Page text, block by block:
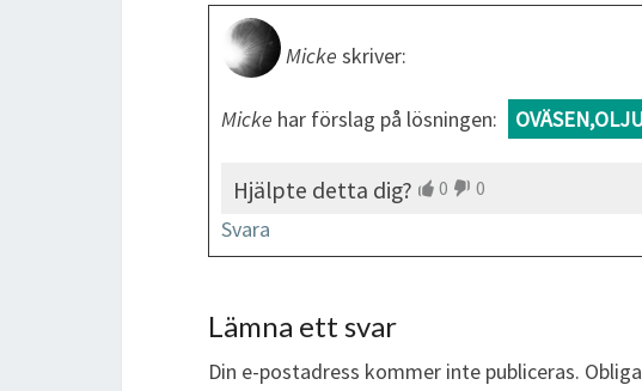
Micke skriver:
Micke har förslag på lösningen:
Hjälpte detta dig? 0 0
Svara
Lämna ett svar
Din e-postadress kommer inte publiceras.